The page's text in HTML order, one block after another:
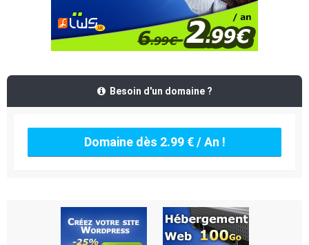
Besoin d'un domaine ?
Domaine dès 2.99 € / An !